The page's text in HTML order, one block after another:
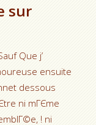
sur
Que j’
ensuite
dessous
ni mГЄme
! ni